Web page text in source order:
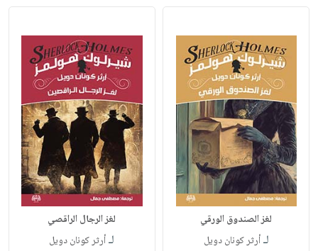
لغز الصندوق الورقي
لـأرثر كونان دويل
لغز الرجال الراقصي
لـأرثر كونان دويل